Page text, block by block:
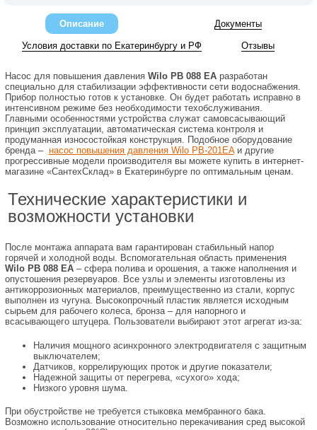
Описание Документы
Условия доставки по Екатеринбургу и РФ Отзывы
Насос для повышения давления Wilo PB 088 EAразработан
специально для стабилизации эффективности сети водоснабжения.
Прибор полностью готов к установке. Он будет работать исправно в
интенсивном режиме без необходимости техобслуживания.
Главными особенностями устройства служат самовсасывающий
принцип эксплуатации, автоматическая система контроля и
продуманная износостойкая конструкция. Подобное оборудование
бренда – насос повышения давления Wilo PB-201EAи другие
прогрессивные модели производителя вы можете купить в интернет-
магазине «СантехСклад» в Екатеринбурге по оптимальным ценам.
Технические характеристики и
возможности установки
После монтажа аппарата вам гарантирован стабильный напор
горячей и холодной воды. Вспомогательная область применения
Wilo PB 088 EA– сфера полива и орошения, а также наполнения и
опустошения резервуаров. Все узлы и элементы изготовлены из
антикоррозионных материалов, преимущественно из стали, корпус
выполнен из чугуна. Высокопрочный пластик является исходным
сырьем для рабочего колеса, бронза – для напорного и
всасывающего штуцера. Пользователи выбирают этот агрегат из-за:
Наличия мощного асинхронного электродвигателя с защитным
выключателем;
Датчиков, коррелирующих проток и другие показатели;
Надежной защиты от перегрева, «сухого» хода;
Низкого уровня шума.
При обустройстве не требуется стыковка мембранного бака.
Возможно использование относительно перекачивания сред высокой